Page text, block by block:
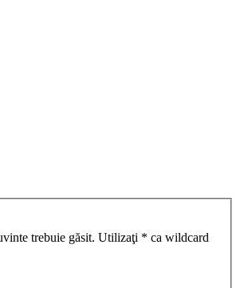
trebuie găsit. Utilizaţi * ca wildcard